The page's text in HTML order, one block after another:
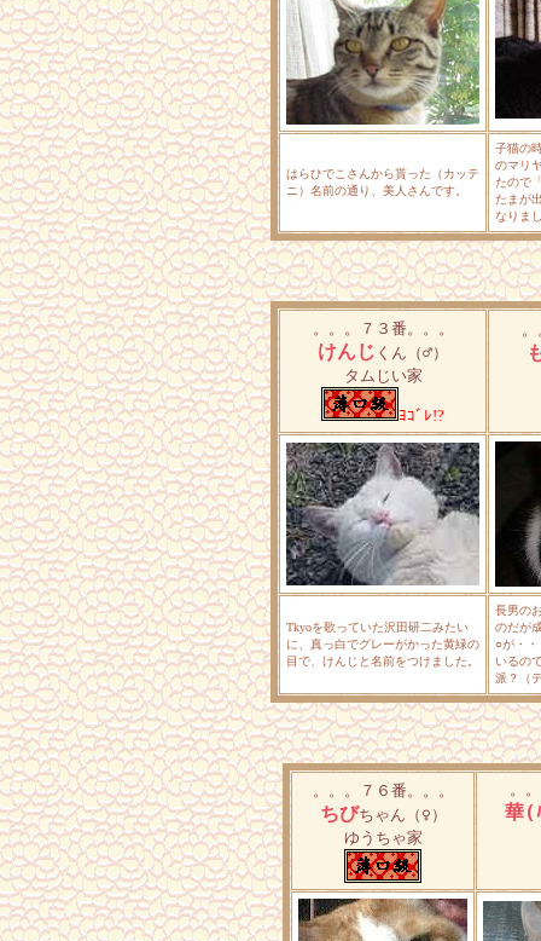
はらひでこさんから貰った（カッテ
ニ）名前の通り、美人さんです。
子猫の
のマリ
たので
たまが
なりま
。。。７３番。。。
けんじ くん（♂）
タムじい家
ﾖｺﾞﾚ!?
Tkyoを歌っていた沢田研二みたい
に、真っ白でグレーがかった黄緑の
目で、けんじと名前をつけました。
長男の
のだが
○が・
いるの
派？（
。。。７６番。。。
ちびちゃん （♀）
ゆうちゃ家
。
華(